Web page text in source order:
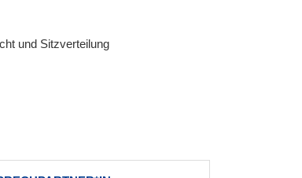
und Sitzverteilung